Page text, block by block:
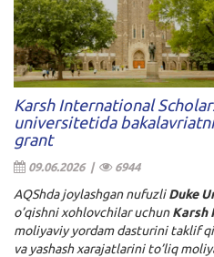
Karsh International
universitetida
grant
09.06.2026 | 6944
AQShda joylashgan nufuzliDuke
o’qishni xohlovchilar uchunKarsh
moliyaviy yordam dasturini taklif
va yashash xarajatlarini to’liq